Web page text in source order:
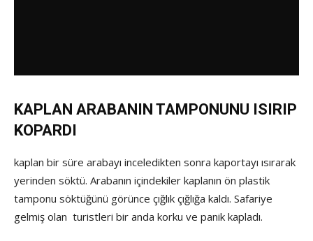
KAPLAN ARABANIN TAMPONUNU ISIRIP
KOPARDI
kaplan bir süre arabayı inceledikten sonra kaportayı ısırarak
yerinden söktü. Arabanın içindekiler kaplanın ön plastik
tamponu söktüğünü görünce çığlık çığlığa kaldı. Safariye
gelmiş olan turistleri bir anda korku ve panik kapladı.